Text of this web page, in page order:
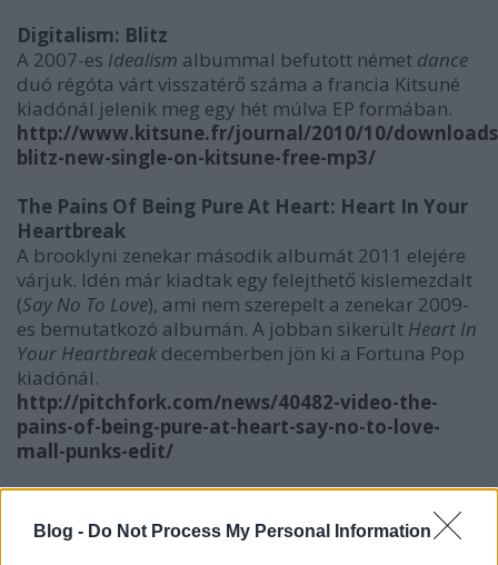
Blog - Do Not Process My Personal Information
Digitalism: Blitz
A 2007-es Idealism albummal befutott német dance
duó régóta várt visszatérő száma a francia Kitsuné
kiadónál jelenik meg egy hét múlva EP formában.
http://www.kitsune.fr/journal/2010/10/
blitz-new-single-on-kitsune-free-mp3/
The Pains Of Being Pure At Heart: Heart In Your
Heartbreak
A brooklyni zenekar második albumát 2011 elejére
várjuk. Idén már kiadtak egy felejthető kislemezdalt
(Say No To Love), ami nem szerepelt a zenekar 2009-
es bemutatkozó albumán. A jobban sikerült Heart In
Your Heartbreak decemberben jön ki a Fortuna Pop
kiadónál.
http://pitchfork.com/news/40482-video-the-
pains-of-being-pure-at-heart-say-no-to-love-
mall-punks-edit/
Ez az imádnivaló tingli-tangli kislemezes szám a
londoni
zenekar mostanában